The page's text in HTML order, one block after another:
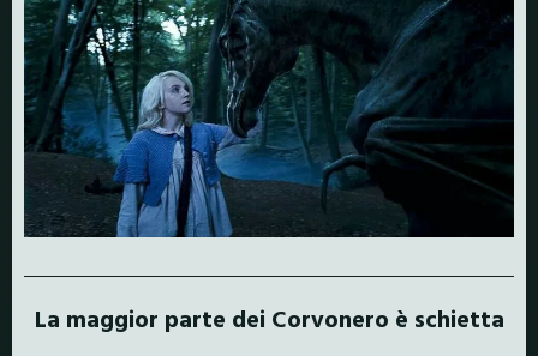
La maggior parte dei Corvonero è schietta